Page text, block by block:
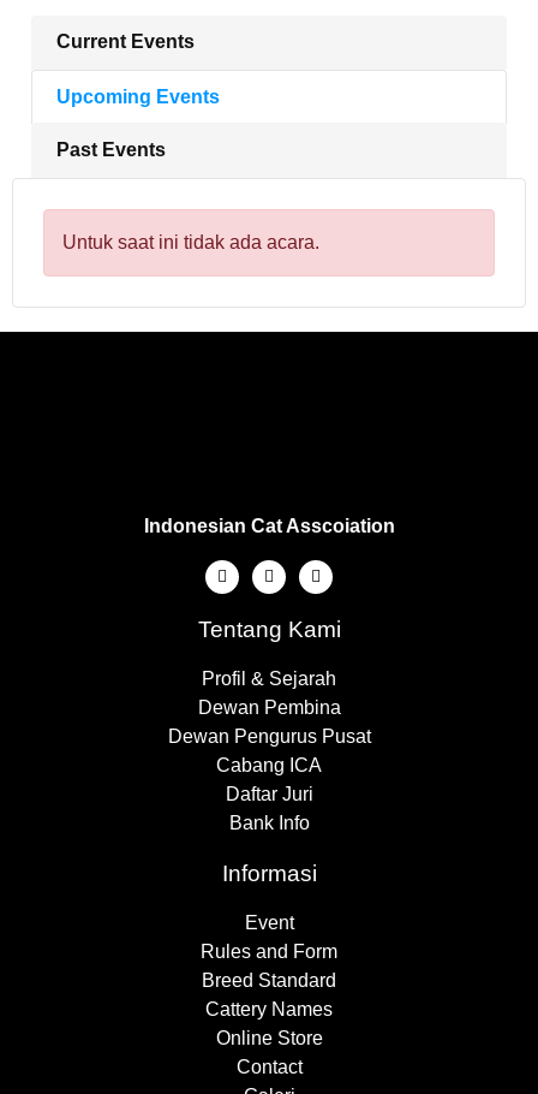
Current Events
Upcoming Events
Past Events
Untuk saat ini tidak ada acara.
Indonesian Cat Asscoiation
Tentang Kami
Profil & Sejarah
Dewan Pembina
Dewan Pengurus Pusat
Cabang ICA
Daftar Juri
Bank Info
Informasi
Event
Rules and Form
Breed Standard
Cattery Names
Online Store
Contact